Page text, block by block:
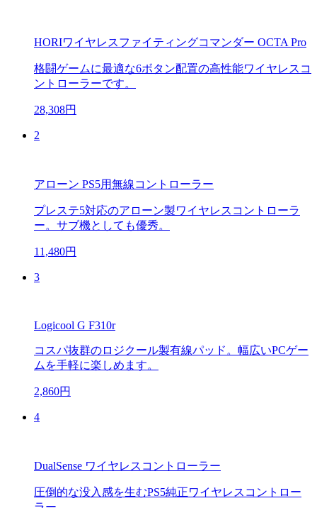
HORIワイヤレスファイティングコマンダー OCTA Pro
格闘ゲームに最適な6ボタン配置の高性能ワイヤレスコ
ントローラーです。
28,308円
2
アローン PS5用無線コントローラー
プレステ5対応のアローン製ワイヤレスコントローラ
ー。サブ機としても優秀。
11,480円
3
Logicool G F310r
コスパ抜群のロジクール製有線パッド。幅広いPCゲー
ムを手軽に楽しめます。
2,860円
4
DualSense ワイヤレスコントローラー
圧倒的な没入感を生むPS5純正ワイヤレスコントロー